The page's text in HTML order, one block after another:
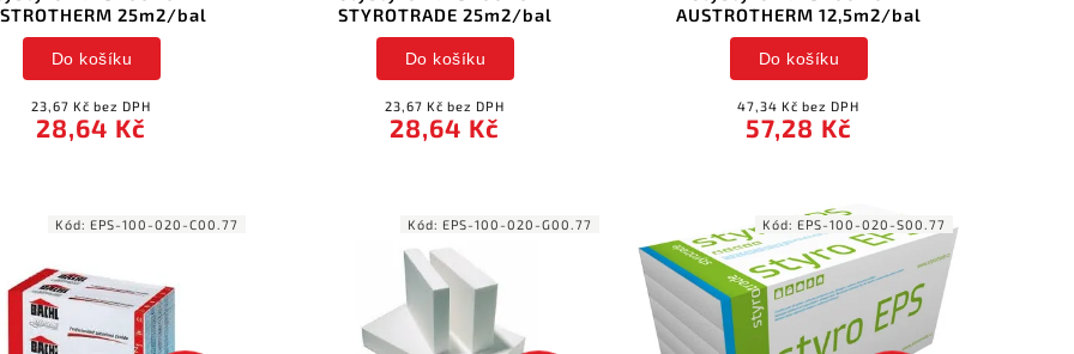
25m2/bal
23,67 Kč bez DPH
28,64 Kč
Do košíku
STYROTRADE 25m2/bal
23,67 Kč bez DPH
28,64 Kč
Do košíku
AUSTROTHERM 12,5m2/bal
47,34 Kč bez DPH
57,28 Kč
Do košíku
Kód: EPS-100-020-C00.77 Kód: EPS-100-020-G00.77 Kód: EPS-100-020-S00.77